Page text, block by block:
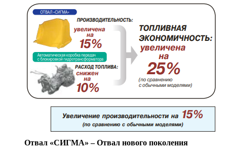
Отвал «СИГМА» – Отвал нового поколения